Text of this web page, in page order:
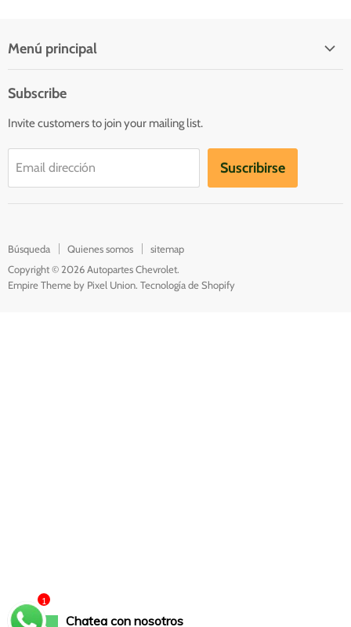
Menú principal
Inicio
Catálogo
Contacto
Subscribe
Invite customers to join your mailing list.
Email dirección Suscribirse
Búsqueda Quienes somos
sitemap
Copyright © 2026 Autopartes Chevrolet.
Empire Theme by Pixel Union. Tecnología de Shopify
Chatea con nosotros
1